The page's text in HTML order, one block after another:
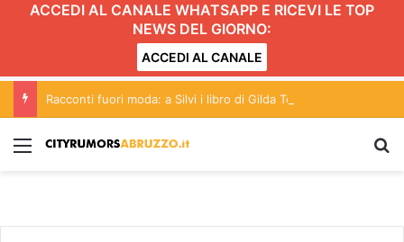
ACCEDI AL CANALE WHATSAPP E RICEVI LE TOP
NEWS DEL GIORNO:
ACCEDI AL CANALE
Racconti fuori moda: a Silvi i libro di Gilda Totaro
Menu